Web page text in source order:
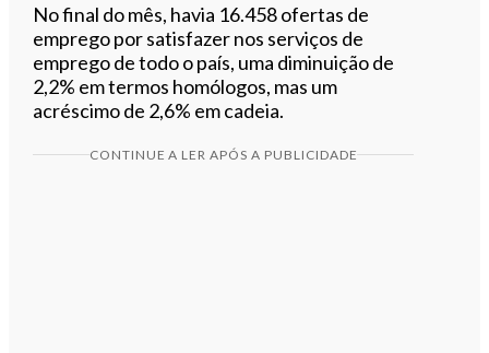
No final do mês, havia 16.458 ofertas de
emprego por satisfazer nos serviços de
emprego de todo o país, uma diminuição de
2,2% em termos homólogos, mas um
acréscimo de 2,6% em cadeia.
CONTINUE A LER APÓS A PUBLICIDADE